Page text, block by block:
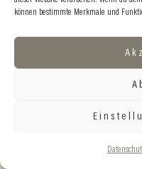
können bestimmte Merkmale und